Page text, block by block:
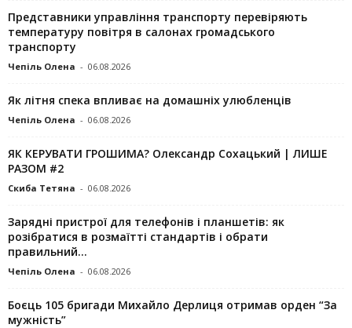
Представники управління транспорту перевіряють
температуру повітря в салонах громадського
транспорту
Чепіль Олена - 06.08.2026
Як літня спека впливає на домашніх улюбленців
Чепіль Олена - 06.08.2026
ЯК КЕРУВАТИ ГРОШИМА? Олександр Сохацький | ЛИШЕ
РАЗОМ #2
Скиба Тетяна - 06.08.2026
Зарядні пристрої для телефонів і планшетів: як
розібратися в розмаїтті стандартів і обрати
правильний...
Чепіль Олена - 06.08.2026
Боєць 105 бригади Михайло Дерлиця отримав орден “За
мужність”